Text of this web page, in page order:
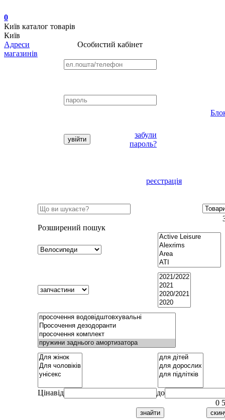
0
Київ каталог товарів
Київ
Адреси
магазинів
Особистий кабінет
забули
пароль?
реєстрація
Розширений пошук
Цінавід
до
0